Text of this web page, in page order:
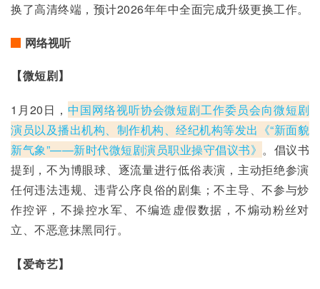
换了高清终端，预计2026年年中全面完成升级更换工作。
网络视听
【微短剧】
1月20日，中国网络视听协会微短剧工作委员会向微短剧
演员以及播出机构、制作机构、经纪机构等发出《“新面貌
新气象”——新时代微短剧演员职业操守倡议书》 。倡议书
提到，不为博眼球、逐流量进行低俗表演，主动拒绝参演
任何违法违规、违背公序良俗的剧集；不主导、不参与炒
作控评，不操控水军、不编造虚假数据，不煽动粉丝对
立、不恶意抹黑同行。
【爱奇艺】